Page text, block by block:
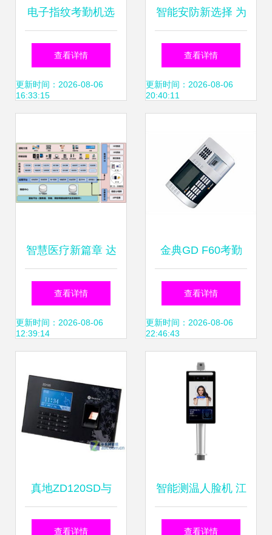
电子指纹考勤机选
购的三大误区 避开
陷阱，提升考勤效
查看详情
更新时间：2026-08-06
16:33:15
智能安防新选择 为
何速尔科技成为门
禁管理系统的首选
查看详情
更新时间：2026-08-06
20:40:11
智慧医疗新篇章 达
实物联助力广西医
科大学第一附属医
统全面升级
查看详情
更新时间：2026-08-06
12:39:14
金典GD F60考勤
门禁系统 智能安防
与高效管理的完美
融合
查看详情
更新时间：2026-08-06
22:46:43
真地ZD120SD与
ZD132U门禁考勤
查看详情
智能测温人脸机 江
门测温人脸机与东
查看详情